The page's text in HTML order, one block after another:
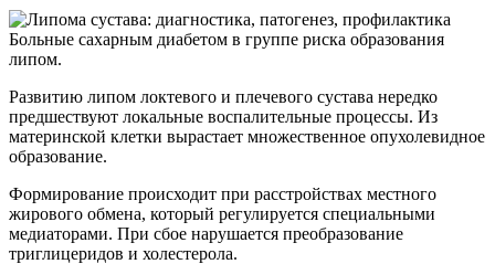
Больные сахарным диабетом в группе риска образования
липом.
Развитию липом локтевого и плечевого сустава нередко
предшествуют локальные воспалительные процессы. Из
материнской клетки вырастает множественное опухолевидное
образование.
Формирование происходит при расстройствах местного
жирового обмена, который регулируется специальными
медиаторами. При сбое нарушается преобразование
триглицеридов и холестерола.